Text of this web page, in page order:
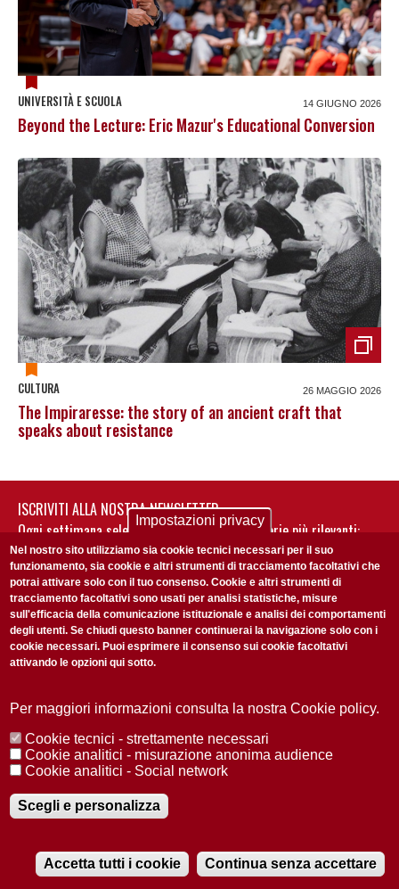
UNIVERSITÀ E SCUOLA 14 GIUGNO 2026
Beyond the Lecture: Eric Mazur's Educational Conversion
CULTURA 26 MAGGIO 2026
The Impiraresse: the story of an ancient craft that
speaks about resistance
ISCRIVITI ALLA NOSTRA NEWSLETTER
Ogni settimana selezioniamo per te nostre storie più rilevanti:
non perderti gli aggiornamenti della nostra newsletter
Accetto laPrivacy Policy
Redazione Copyright Privacy
Area stampa
© 2025 Università di Padova
Registrazione presso il Tribunale di Padova n. 2097/2012 del 18 giugno
2012
Impostazioni privacy
Nel nostro sito utilizziamo sia cookie tecnici necessari per il suo
funzionamento, sia cookie e altri strumenti di tracciamento facoltativi che
potrai attivare solo con il tuo consenso. Cookie e altri strumenti di
tracciamento facoltativi sono usati per analisi statistiche, misure
sull'efficacia della comunicazione istituzionale e analisi dei comportamenti
degli utenti. Se chiudi questo banner continuerai la navigazione solo con i
cookie necessari. Puoi esprimere il consenso sui cookie facoltativi
attivando le opzioni qui sotto.
Per maggiori informazioni consulta la nostra Cookie policy.
Cookie tecnici - strettamente necessari
Cookie analitici - misurazione anonima audience
Cookie analitici - Social network
Scegli e personalizza
Accetta tutti i cookie Continua senza accettare